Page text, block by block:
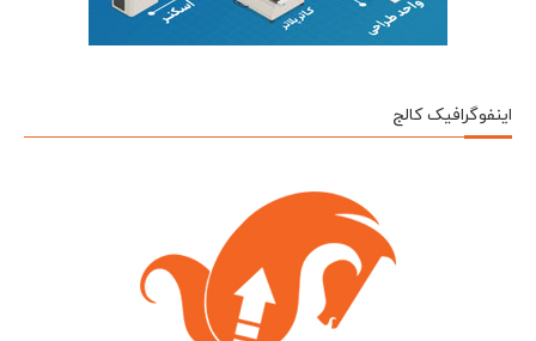
اینفوگرافیک کالج